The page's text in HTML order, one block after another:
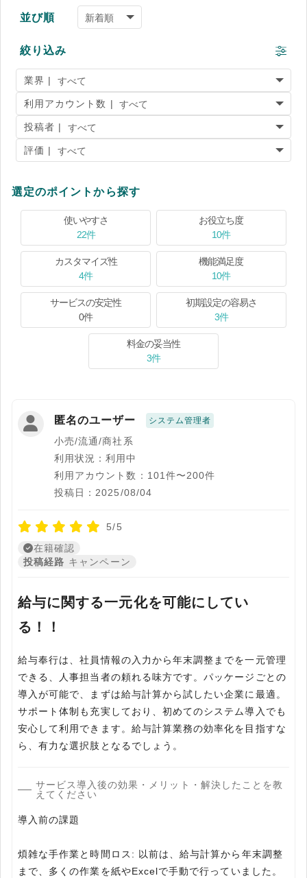
並び順
絞り込み
業界 |
利用アカウント数 |
投稿者 |
評価 |
選定のポイントから探す
使いやすさ
22件
お役立ち度
10件
カスタマイズ性
4件
機能満足度
10件
サービスの安定性
0件
初期設定の容易さ
3件
料金の妥当性
3件
匿名のユーザー システム管理者
小売/流通/商社系
利用状況：利用中
利用アカウント数：101件〜200件
投稿日：2025/08/04
5/5
在籍確認
投稿経路 キャンペーン
給与に関する一元化を可能にしてい
る！！
給与奉行は、社員情報の入力から年末調整までを一元管理
できる、人事担当者の頼れる味方です。パッケージごとの
導入が可能で、まずは給与計算から試したい企業に最適。
サポート体制も充実しており、初めてのシステム導入でも
安心して利用できます。給与計算業務の効率化を目指すな
ら、有力な選択肢となるでしょう。
サービス導入後の効果・メリット・解決したことを教
えてください
導入前の課題
煩雑な手作業と時間ロス: 以前は、給与計算から年末調整
まで、多くの作業を紙やExcelで手動で行っていました。